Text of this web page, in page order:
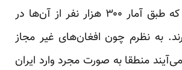
۴۰۰ هزار دیده‌ام که طبق آمار ۳۰۰ هزار نفر از آن‌ها در
به نظرم چون افغان‌های غیر مجاز
می‌آیند منطقا به صورت مجرد وارد ایران